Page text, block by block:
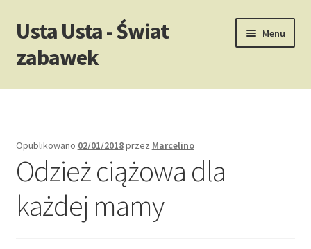
Przejdź
do
nawigacji
Przejdź
do
treści
Usta Usta - Świat
zabawek
Menu
Strona główna
Opublikowano 02/01/2018przez Marcelino
Odzież ciążowa dla
każdej mamy